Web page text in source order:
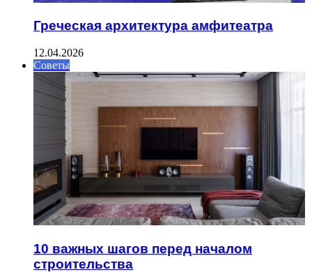
Греческая архитектура амфитеатра
12.04.2026
Советы
10 важных шагов перед началом
строительства